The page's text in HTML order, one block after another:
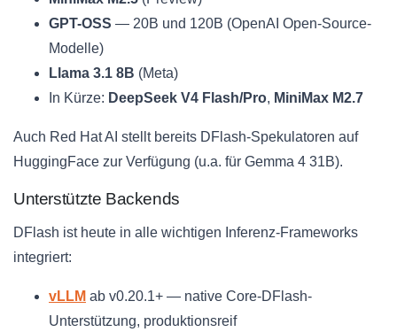
GPT-OSS — 20B und 120B (OpenAI Open-Source-
Modelle)
Llama 3.1 8B (Meta)
In Kürze: DeepSeek V4 Flash/Pro, MiniMax M2.7
Auch Red Hat AI stellt bereits DFlash-Spekulatoren auf
HuggingFace zur Verfügung (u.a. für Gemma 4 31B).
Unterstützte Backends
DFlash ist heute in alle wichtigen Inferenz-Frameworks
integriert:
vLLM ab v0.20.1+ — native Core-DFlash-
Unterstützung, produktionsreif